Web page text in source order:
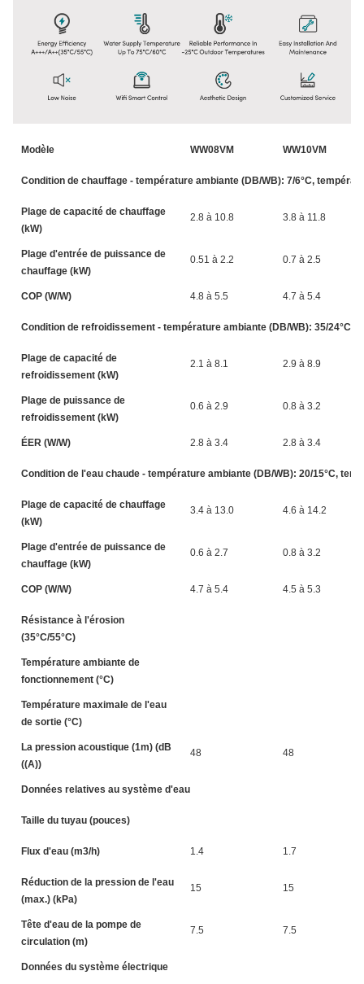
Modèle WW08VM WW10VM
Condition de chauffage - température ambiante (DB/WB): 7/6°C,
Plage de capacité de chauffage
(kW)
2.8 à 10.8 3.8 à 11.8
Plage d'entrée de puissance de
chauffage (kW)
0.51 à 2.2 0.7 à 2.5
COP (W/W) 4.8 à 5.5 4.7 à 5.4
Condition de refroidissement - température ambiante (DB/WB): 35/24°C,
Plage de capacité de
refroidissement (kW)
2.1 à 8.1 2.9 à 8.9
Plage de puissance de
refroidissement (kW)
0.6 à 2.9 0.8 à 3.2
ÉER (W/W) 2.8 à 3.4 2.8 à 3.4
Condition de l'eau chaude - température ambiante (DB/WB): 20/15°C,
Plage de capacité de chauffage
(kW)
3.4 à 13.0 4.6 à 14.2
Plage d'entrée de puissance de
chauffage (kW)
0.6 à 2.7 0.8 à 3.2
COP (W/W) 4.7 à 5.4 4.5 à 5.3
Résistance à l'érosion
(35°C/55°C)
Température ambiante de
fonctionnement (°C)
Température maximale de l'eau
de sortie (°C)
La pression acoustique (1m) (dB
((A))
48 48
Données relatives au système d'eau
Taille du tuyau (pouces)
Flux d'eau (m3/h) 1.4 1.7
Réduction de la pression de l'eau
(max.) (kPa)
15 15
Tête d'eau de la pompe de
circulation (m)
7.5 7.5
Données du système électrique